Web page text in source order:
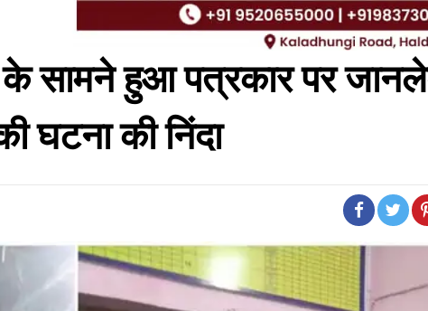
के सामने हुआ पत्रकार पर
घटना की निंदा